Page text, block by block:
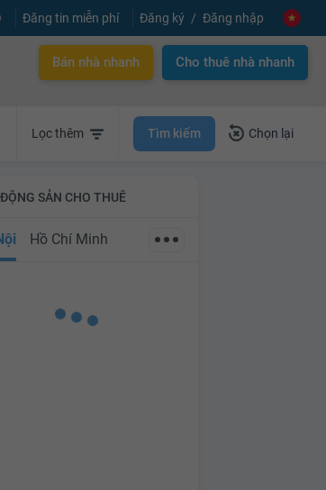
Đăng tin miễn phí Đăng ký Đăng nhập
Bán nhà nhanh Cho thuê nhà nhanh
Lọc thêm Tìm kiếm Chọn lại
SẢN CHO THUÊ
Hồ Chí Minh
✕
Gói dịch vụ CAM KẾT
CHO THUÊ ĐƯỢC NHÀ TRONG 2 THÁNG
Liên hệ tư vấn